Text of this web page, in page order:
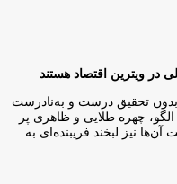
در ویترین اقتصاد هستند
بدون تحقیق درست و به‌نادرست
الگو، چهره طلایی و ظاهری پر
نیز لبخند فریبنده‌ای به